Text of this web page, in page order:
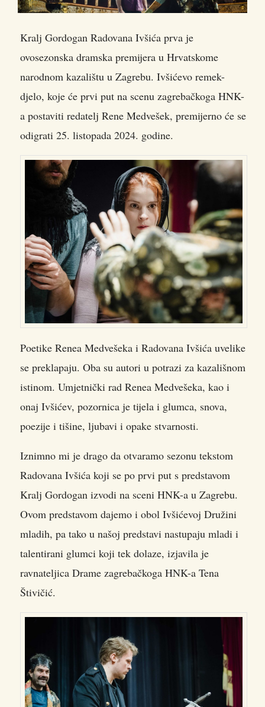
Kralj Gordogan Radovana Ivšića prva je
ovosezonska dramska premijera u Hrvatskome
narodnom kazalištu u Zagrebu. Ivšićevo remek-
djelo, koje će prvi put na scenu zagrebačkoga HNK-
a postaviti redatelj Rene Medvešek, premijerno će se
odigrati 25. listopada 2024. godine.
Poetike Renea Medvešeka i Radovana Ivšića uvelike
se preklapaju. Oba su autori u potrazi za kazališnom
istinom. Umjetnički rad Renea Medvešeka, kao i
onaj Ivšićev, pozornica je tijela i glumca, snova,
poezije i tišine, ljubavi i opake stvarnosti.
Iznimno mi je drago da otvaramo sezonu tekstom
Radovana Ivšića koji se po prvi put s predstavom
Kralj Gordogan izvodi na sceni HNK-a u Zagrebu.
Ovom predstavom dajemo i obol Ivšićevoj Družini
mladih, pa tako u našoj predstavi nastupaju mladi i
talentirani glumci koji tek dolaze, izjavila je
ravnateljica Drame zagrebačkoga HNK-a Tena
Štivičić.